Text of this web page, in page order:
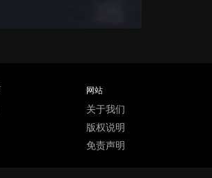
网站
关于我们
版权说明
免责声明